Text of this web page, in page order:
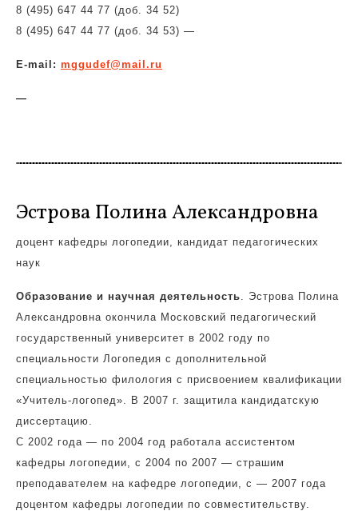
8 (495) 647 44 77 (доб. 34 52)
8 (495) 647 44 77 (доб. 34 53) —
E-mail: mggudef@mail.ru
—
Эстрова Полина Александровна
доцент кафедры логопедии, кандидат педагогических
наук
Образование и научная деятельность. Эстрова Полина
Александровна окончила Московский педагогический
государственный университет в 2002 году по
специальности Логопедия с дополнительной
специальностью филология с присвоением квалификации
«Учитель-логопед». В 2007 г. защитила кандидатскую
диссертацию.
С 2002 года — по 2004 год работала ассистентом
кафедры логопедии, с 2004 по 2007 — страшим
преподавателем на кафедре логопедии, с — 2007 года
доцентом кафедры логопедии по совместительству.